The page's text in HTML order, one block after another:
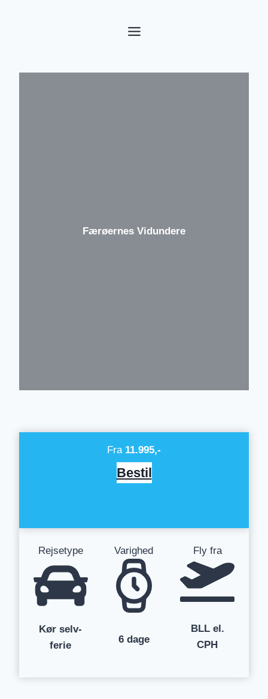
Færøernes Vidundere
Fra 11.995,-
Bestil
Rejsetype
Kør selv-
ferie
Varighed
6 dage
Fly fra
BLL el.
CPH